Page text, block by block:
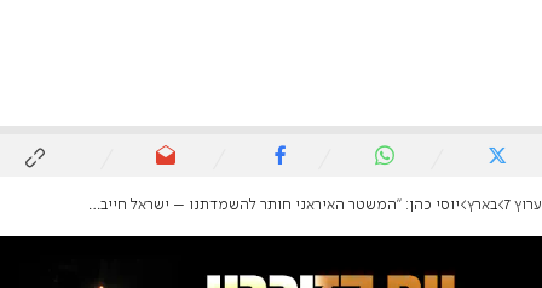
ערוץ 7 בארץ יוסי כהן: "המשטר האיראני חותר להשמדתנו – ישראל חייבת לפעול גם מבצעית"